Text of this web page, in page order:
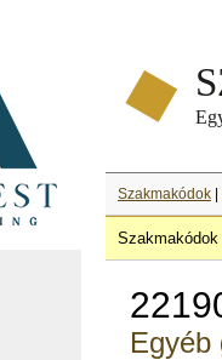
Szakmakódok
Egyéb